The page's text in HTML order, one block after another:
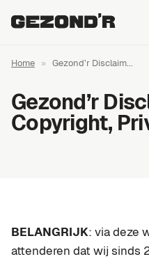
Home » Gezond’r Disclaim...
Gezond’r
Copyright,
BELANGRIJK: via deze
attenderen dat wij sinds